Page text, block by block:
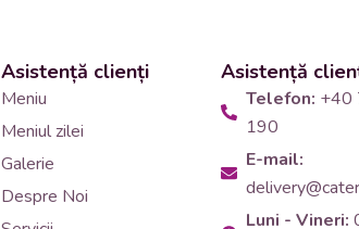
Asistență clienți
Meniu
Meniul zilei
Galerie
Despre Noi
Asistență
Telefon: +40
190
E-mail:
Luni - Vineri: